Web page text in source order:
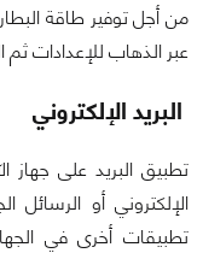
من أجل توفير طاقة
عبر الذهاب للإعدادات
البريد الإلكتروني
تطبيق البريد على
الإلكتروني أو الرسائل
تطبيقات أخرى في